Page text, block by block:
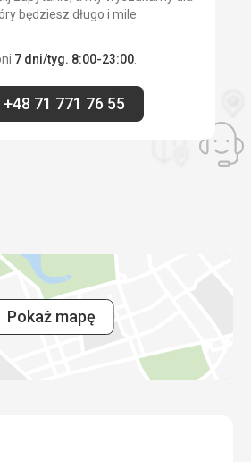
będziesz długo i mile
7 dni/tyg. 8:00-23:00
+48 71 771 76 55
Pokaż mapę